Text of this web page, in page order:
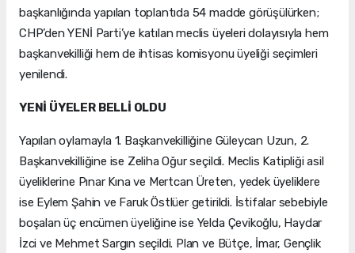
başkanlığında yapılan toplantıda 54 madde görüşülürken;
CHP’den YENİ Parti’ye katılan meclis üyeleri dolayısıyla hem
başkanvekilliği hem de ihtisas komisyonu üyeliği seçimleri
yenilendi.
YENİ ÜYELER BELLİ OLDU
Yapılan oylamayla 1. Başkanvekilliğine Güleycan Uzun, 2.
Başkanvekilliğine ise Zeliha Oğur seçildi. Meclis Katipliği asil
üyeliklerine Pınar Kına ve Mertcan Üreten, yedek üyeliklere
ise Eylem Şahin ve Faruk Östlüer getirildi. İstifalar sebebiyle
boşalan üç encümen üyeliğine ise Yelda Çevikoğlu, Haydar
İzci ve Mehmet Sargın seçildi. Plan ve Bütçe, İmar, Gençlik